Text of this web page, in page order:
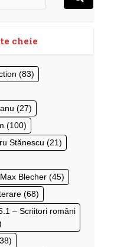
cheie
(83)
(27)
(100)
Stănescu (21)
Blecher (45)
(68)
– Scriitori români